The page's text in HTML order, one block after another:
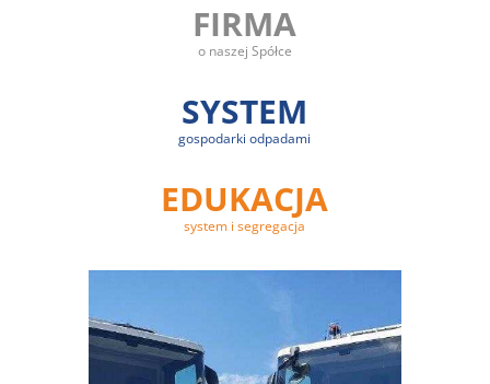
FIRMA
o naszej Spółce
SYSTEM
gospodarki odpadami
EDUKACJA
system i segregacja